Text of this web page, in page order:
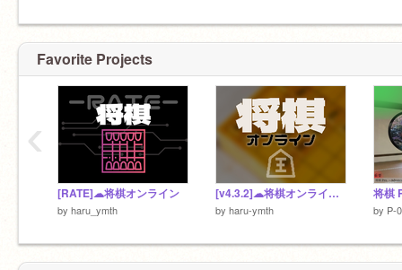
Favorite Projects
[RATE]☁将棋オンライン
by haru_ymth
[v4.3.2]☁将棋オンライン! 移植版（サーバー1)
by haru-ymth by P-
‹